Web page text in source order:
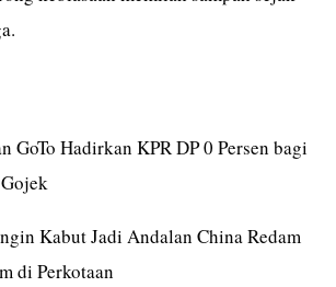
GoTo Hadirkan KPR DP 0 Persen bagi
Kabut Jadi Andalan China Redam
di Perkotaan